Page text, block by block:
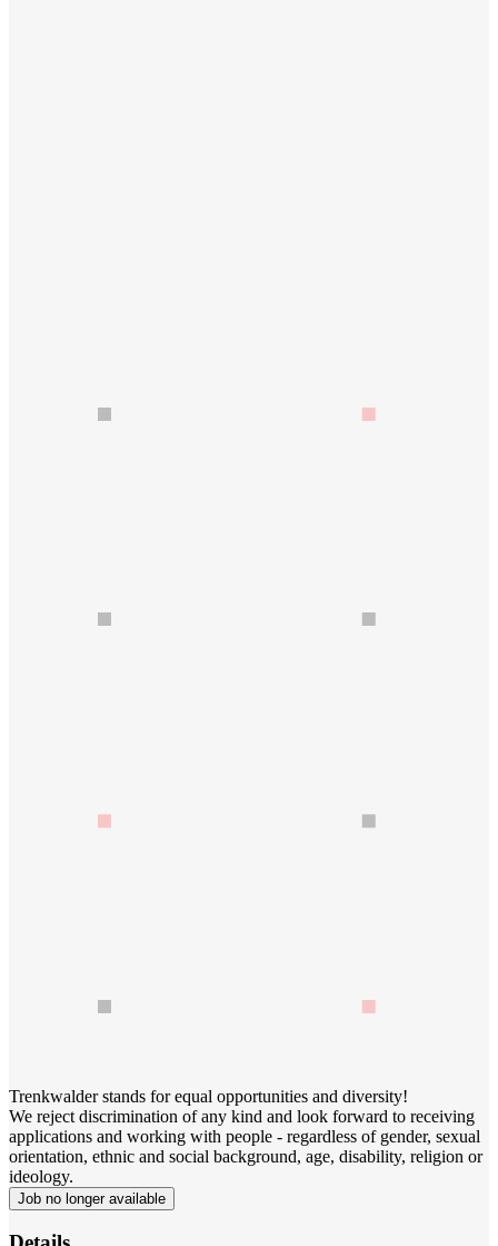
Trenkwalder stands for equal opportunities and diversity!
We reject discrimination of any kind and look forward to receiving
applications and working with people - regardless of gender, sexual
orientation, ethnic and social background, age, disability, religion or
ideology.
Job no longer available